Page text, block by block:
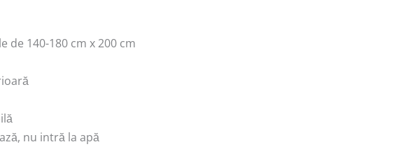
de 140-180 cm x 200 cm
nu intră la apă